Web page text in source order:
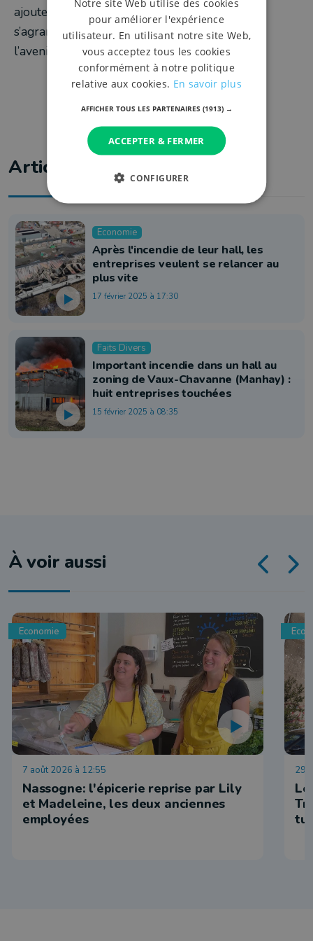
ajouteront 800m2 supplémentaires. Pour
s’agrandir, s’ouvrir à d’autres, et regarder vers
l’avenir…
Articles liés
Economie
Après l'incendie de leur hall, les
entreprises veulent se relancer au
plus vite
17 février 2025 à 17:30
Faits Divers
Important incendie dans un hall au
zoning de Vaux-Chavanne (Manhay) :
huit entreprises touchées
15 février 2025 à 08:35
À voir aussi
Economie
7 août 2026 à 12:55
Nassogne: l'épicerie reprise par Lily
et Madeleine, les deux anciennes
employées
29
pour améliorer l'expérience
utilisateur. En utilisant notre site Web,
vous acceptez tous les cookies
conformément à notre politique
relative aux cookies. En savoir plus
AFFICHER TOUS LES PARTENAIRES (1913) →
ACCEPTER & FERMER
CONFIGURER